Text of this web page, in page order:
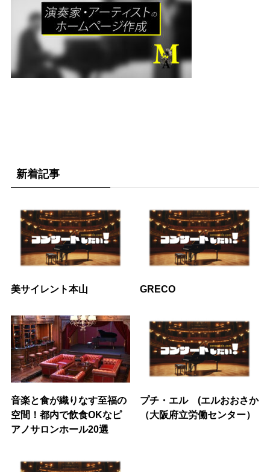
新着記事
美サイレント本山 GRECO
音楽と食が織りなす至福の
空間！都内で飲食OKなピ
アノサロンホール20選
プチ・エル (エルおおさか
（大阪府立労働センター）